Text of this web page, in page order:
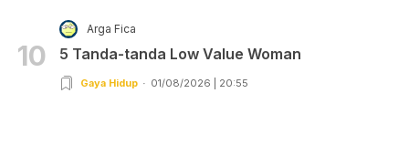
10
Arga Fica
5 Tanda-tanda Low Value Woman
Gaya Hidup 01/08/2026 | 20:55